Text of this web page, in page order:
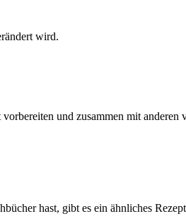
wird.
und zusam­men mit ande­ren
hast, gibt es ein ähn­li­ches